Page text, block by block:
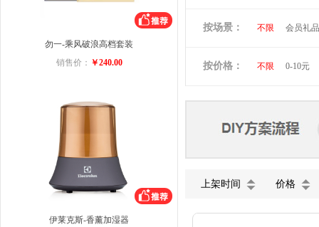
勿一-乘风破浪高档套装
销售价： ￥240.00
伊莱克斯-香薰加湿器
小黄人 图拉斯
五芳斋 小罐茶
按场景： 不限 会员礼品
按价格： 不限 0-10元
上架时间 价格